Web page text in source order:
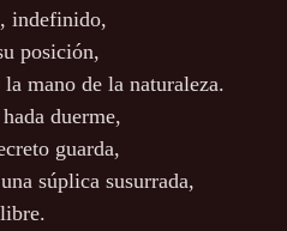
indefinido,
posición,
mano de la naturaleza.
duerme,
guarda,
súplica susurrada,